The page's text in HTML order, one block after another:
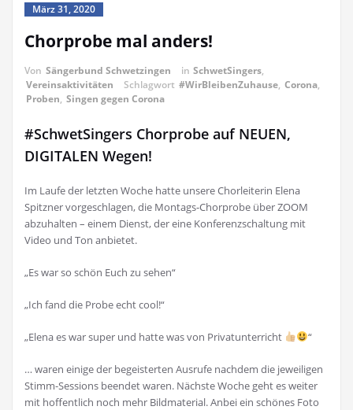
März 31, 2020
Chorprobe mal anders!
Von Sängerbund Schwetzingen in SchwetSingers,
Vereinsaktivitäten
Schlagwort #WirBleibenZuhause, Corona,
Proben, Singen gegen Corona
#SchwetSingers Chorprobe auf NEUEN,
DIGITALEN Wegen!
Im Laufe der letzten Woche hatte unsere Chorleiterin Elena
Spitzner vorgeschlagen, die Montags-Chorprobe über ZOOM
abzuhalten – einem Dienst, der eine Konferenzschaltung mit
Video und Ton anbietet.
„Es war so schön Euch zu sehen“
„Ich fand die Probe echt cool!“
„Elena es war super und hatte was von Privatunterricht “
… waren einige der begeisterten Ausrufe nachdem die jeweiligen
Stimm-Sessions beendet waren. Nächste Woche geht es weiter
mit hoffentlich noch mehr Bildmaterial. Anbei ein schönes Foto